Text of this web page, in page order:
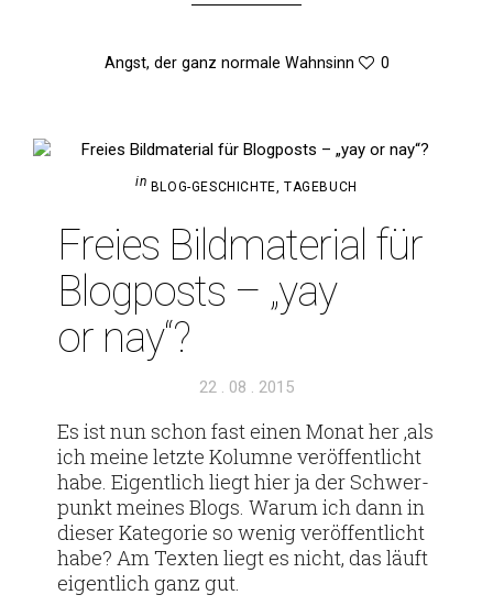
Angst, der ganz normale Wahnsinn 0
in BLOG-GESCHICHTE ,TAGEBUCH
Freies Bild­ma­te­rial für
Blog­posts – „yay
or nay“?
Veröffentlicht
22 . 08 . 2015
Es ist nun schon fast einen Monat her ‚als
ich meine letzte Kolumne ver­öf­fent­licht
habe. Eigent­lich liegt hier ja der Schwer­
punkt meines Blogs. Warum ich dann in
dieser Kate­gorie so wenig ver­öf­fent­licht
habe? Am Texten liegt es nicht, das läuft
eigent­lich ganz gut.